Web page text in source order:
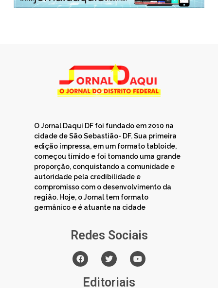
O Jornal Daqui DF foi fundado em 2010 na
cidade de São Sebastião- DF. Sua primeira
edição impressa, em um formato tabloide,
começou tímido e foi tomando uma grande
proporção, conquistando a comunidade e
autoridade pela credibilidade e
compromisso com o desenvolvimento da
região. Hoje, o Jornal tem formato
germânico e é atuante na cidade
Redes Sociais
Editoriais